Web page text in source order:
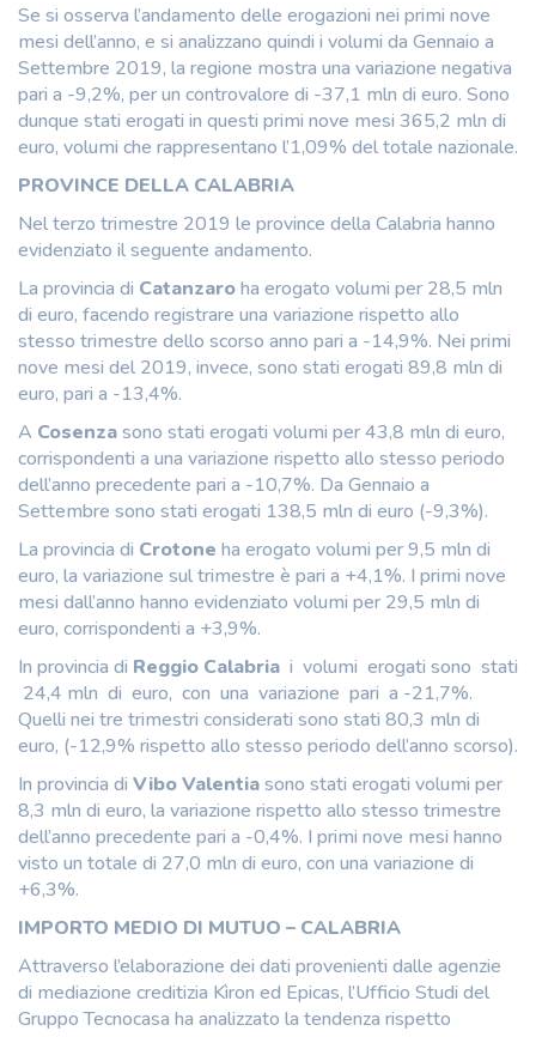
Se si osserva l’andamento delle erogazioni nei primi nove
mesi dell’anno, e si analizzano quindi i volumi da Gennaio a
Settembre 2019, la regione mostra una variazione negativa
pari a -9,2%, per un controvalore di -37,1 mln di euro. Sono
dunque stati erogati in questi primi nove mesi 365,2 mln di
euro, volumi che rappresentano l’1,09% del totale nazionale.
PROVINCE DELLA CALABRIA
Nel terzo trimestre 2019 le province della Calabria hanno
evidenziato il seguente andamento.
La provincia di Catanzaroha erogato volumi per 28,5 mln
di euro, facendo registrare una variazione rispetto allo
stesso trimestre dello scorso anno pari a -14,9%. Nei primi
nove mesi del 2019, invece, sono stati erogati 89,8 mln di
euro, pari a -13,4%.
A Cosenzasono stati erogati volumi per 43,8 mln di euro,
corrispondenti a una variazione rispetto allo stesso periodo
dell’anno precedente pari a -10,7%. Da Gennaio a
Settembre sono stati erogati 138,5 mln di euro (-9,3%).
La provincia di Crotone ha erogato volumi per 9,5 mln di
euro, la variazione sul trimestre è pari a +4,1%. I primi nove
mesi dall’anno hanno evidenziato volumi per 29,5 mln di
euro, corrispondenti a +3,9%.
In provincia di Reggio Calabria i volumi erogati sono stati
24,4 mln di euro, con una variazione pari a -21,7%.
Quelli nei tre trimestri considerati sono stati 80,3 mln di
euro, (-12,9% rispetto allo stesso periodo dell’anno scorso).
In provincia di Vibo Valentiasono stati erogati volumi per
8,3 mln di euro, la variazione rispetto allo stesso trimestre
dell’anno precedente pari a -0,4%. I primi nove mesi hanno
visto un totale di 27,0 mln di euro, con una variazione di
+6,3%.
IMPORTO MEDIO DI MUTUO – CALABRIA
Attraverso l’elaborazione dei dati provenienti dalle agenzie
di mediazione creditizia Kìron ed Epicas, l’Ufficio Studi del
Gruppo Tecnocasa ha analizzato la tendenza rispetto